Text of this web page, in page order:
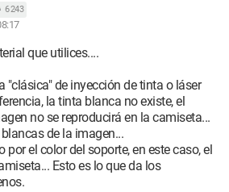
6 243
que utilices....
"clásica" de inyección de tinta o láser
la tinta blanca no existe, el
no se reproducirá en la camiseta...
de la imagen...
por el color del soporte, en este caso, el
Esto es lo que da los